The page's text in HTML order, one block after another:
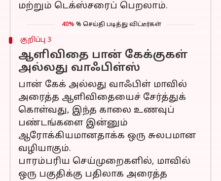
மற்றும் டெக்ஸ்சரைப் பெறலாம்.
40% % செய்தி படித்து விட்டீர்கள்
குறிப்பு 3
ஆளிவிதை பான் கேக்குகள்
அல்லது வாஃபிள்ஸ்
பான் கேக் அல்லது வாஃபிள் மாவில்
அரைத்த ஆளிவிதையைச் சேர்த்துக்
கொள்வது, இந்த காலை உணவுப்
பண்டங்களை இன்னும்
ஆரோக்கியமானதாக்க ஒரு சுலபமான
வழியாகும்.
பாரம்பரிய செய்முறைகளில், மாவில்
ஒரு பகுதிக்கு பதிலாக அரைத்த